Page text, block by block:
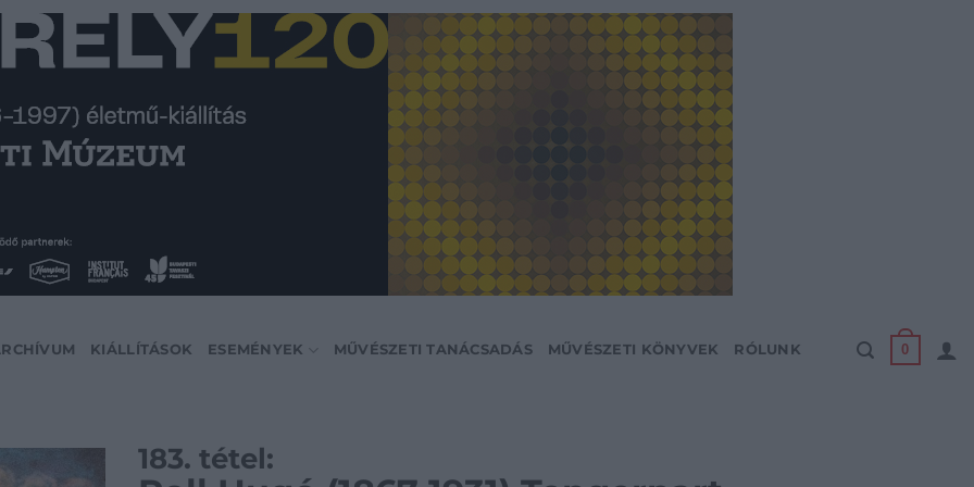
KIÁLLÍTÁSOK ESEMÉNYEK MŰVÉSZETI TANÁCSADÁS MŰVÉSZETI KÖNYVEK RÓLUNK 0
183. tétel: